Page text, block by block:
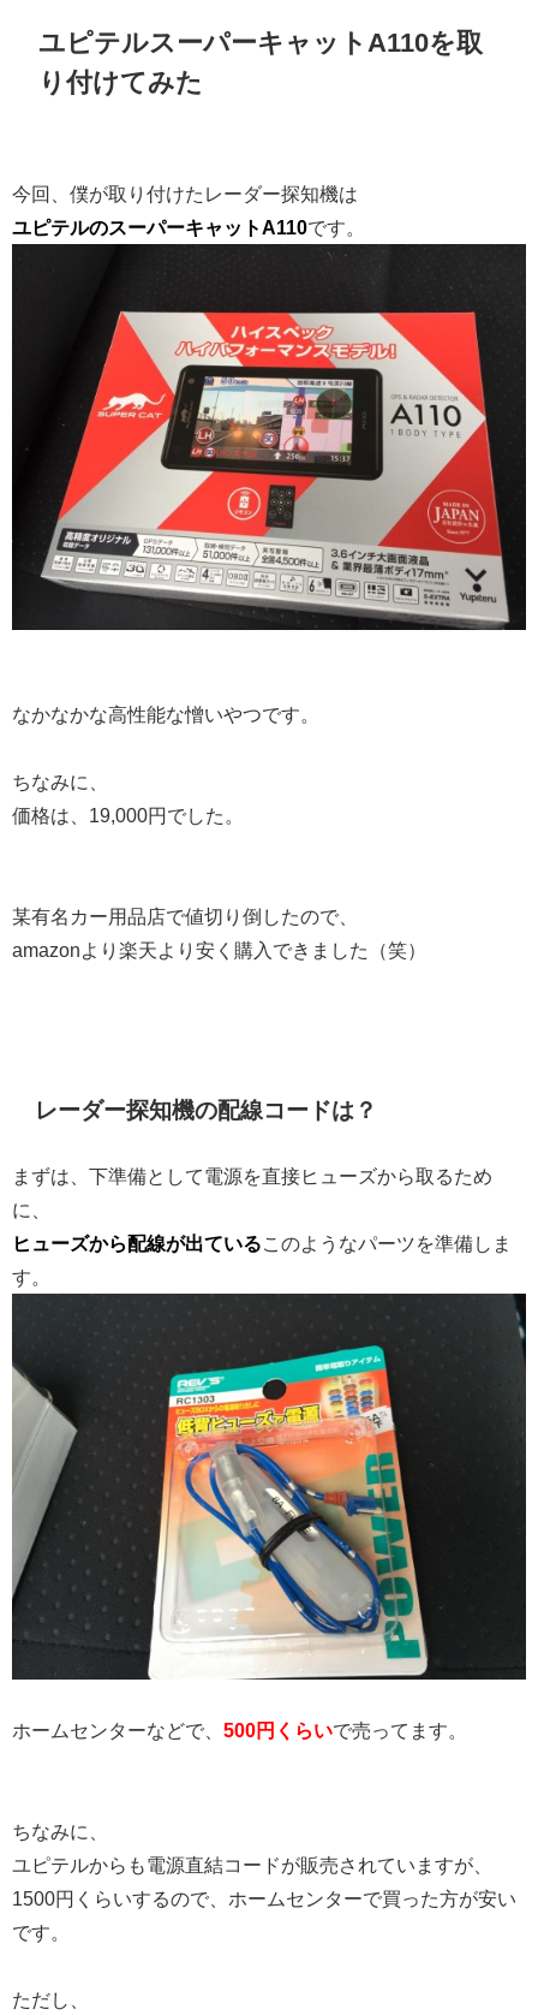
ユピテルスーパーキャットA110を取
り付けてみた
今回、僕が取り付けたレーダー探知機は
ユピテルのスーパーキャットA110です。
なかなかな高性能な憎いやつです。
ちなみに、
価格は、19,000円でした。
某有名カー用品店で値切り倒したので、
amazonより楽天より安く購入できました（笑）
レーダー探知機の配線コードは？
まずは、下準備として電源を直接ヒューズから取るため
に、
ヒューズから配線が出ている このようなパーツを準備しま
す。
ホームセンターなどで、 500円くらいで売ってます。
ちなみに、
ユピテルからも電源直結コードが販売されていますが、
1500円くらいするので、ホームセンターで買った方が安い
です。
ただし、